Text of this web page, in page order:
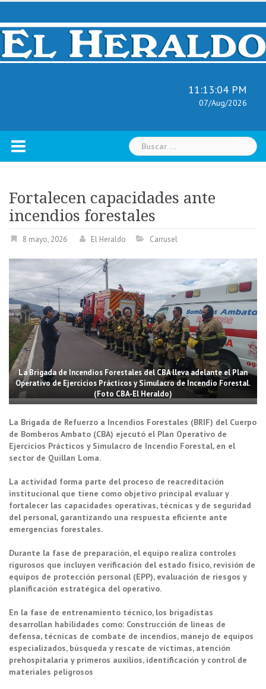
Skip
content
11:13:05 PM
07/Aug/2026
Buscar:
Fortalecen capacidades ante
incendios forestales
8 mayo, 2026 El Heraldo Carrusel
La Brigada de Incendios Forestales del CBA lleva adelante el Plan
Operativo de Ejercicios Prácticos y Simulacro de Incendio Forestal.
(Foto CBA-El Heraldo)
La Brigada de Refuerzo a Incendios Forestales (BRIF) del Cuerpo
de Bomberos Ambato (CBA) ejecutó el Plan Operativo de
Ejercicios Prácticos y Simulacro de Incendio Forestal, en el
sector de Quillan Loma.
La actividad forma parte del proceso de reacreditación
institucional que tiene como objetivo principal evaluar y
fortalecer las capacidades operativas, técnicas y de seguridad
del personal, garantizando una respuesta eficiente ante
emergencias forestales.
Durante la fase de preparación, el equipo realiza controles
rigurosos que incluyen verificación del estado físico, revisión de
equipos de protección personal (EPP), evaluación de riesgos y
planificación estratégica del operativo.
En la fase de entrenamiento técnico, los brigadistas
desarrollan habilidades como: Construcción de líneas de
defensa, técnicas de combate de incendios, manejo de equipos
especializados, búsqueda y rescate de víctimas, atención
prehospitalaria y primeros auxilios, identificación y control de
materiales peligrosos